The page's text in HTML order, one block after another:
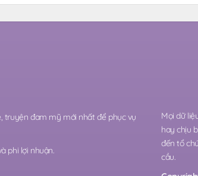
truyện đam mỹ mới nhất để phục vụ
phi lợi nhuận.
Mọi dữ
hay chịu
đến tổ
cầu.